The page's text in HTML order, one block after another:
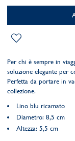
Per chi è sempre in
soluzione elegante per
Perfetta da portare in
collezione.
Lino blu ricamato
Diametro: 8,5 cm
Altezza: 5,5 cm